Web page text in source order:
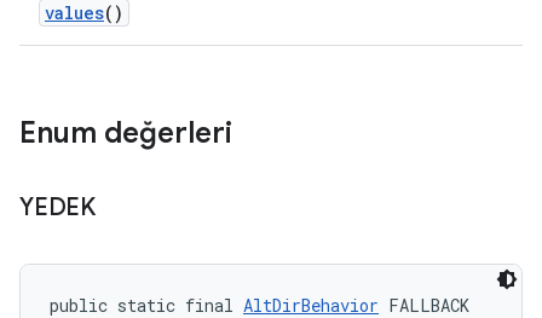
values()
Enum değerleri
YEDEK
public static final AltDirBehavior FALLBACK